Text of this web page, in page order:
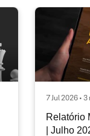
7 Jul 2026 •
Relatório
| Julho